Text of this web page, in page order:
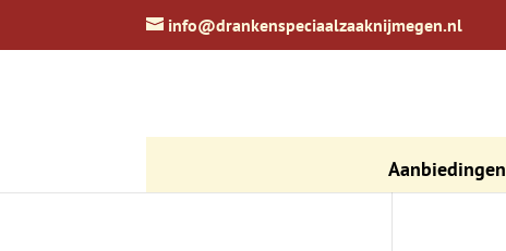
info@drankenspeciaalzaaknijmegen.nl
Aanbiedingen
zoeken